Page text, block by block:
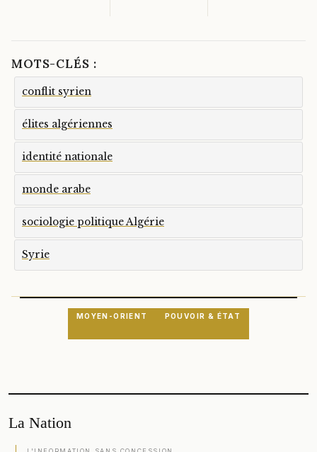
MOTS-CLÉS :
conflit syrien
élites algériennes
identité nationale
monde arabe
sociologie politique Algérie
Syrie
MOYEN-ORIENT POUVOIR & ÉTAT
La Nation